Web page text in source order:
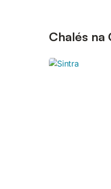
Chalés